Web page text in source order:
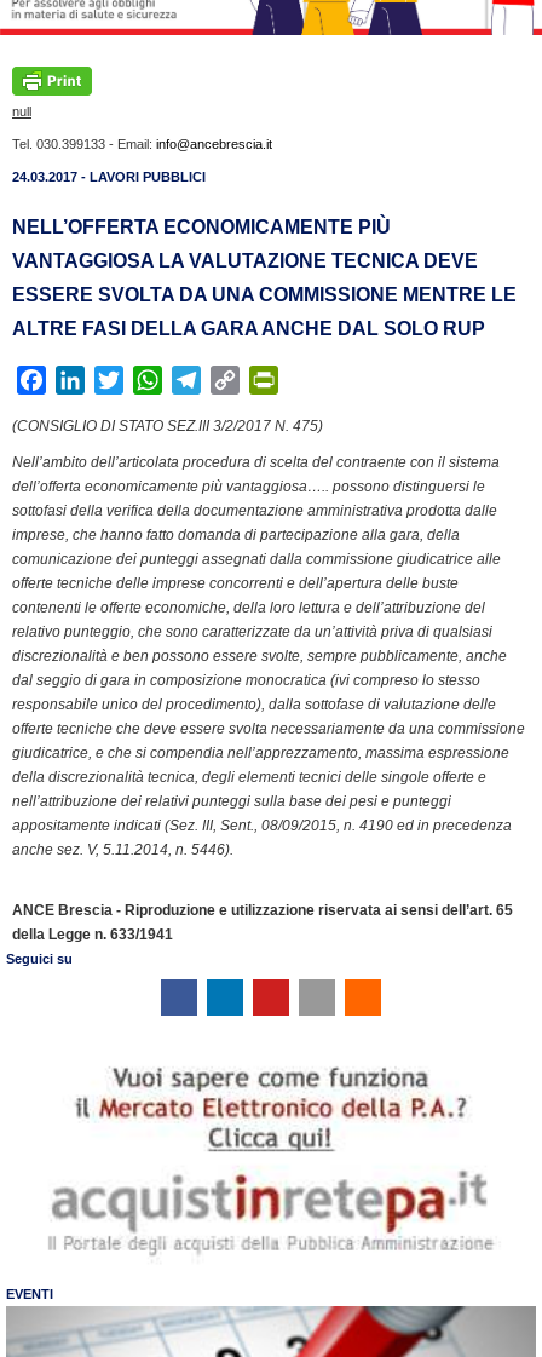
null
Tel. 030.399133 - Email: info@ancebrescia.it
24.03.2017 - LAVORI PUBBLICI
NELL’OFFERTA ECONOMICAMENTE PIÙ
VANTAGGIOSA LA VALUTAZIONE TECNICA DEVE
ESSERE SVOLTA DA UNA COMMISSIONE MENTRE LE
ALTRE FASI DELLA GARA ANCHE DAL SOLO RUP
c
e
b
o
k
n
k
e
I
n
i
t
t
r
W
a
t
s
p
p
l
e
g
a
m
C
p
y
L
n
k
i
n
t
r
i
e
n
l
y
(CONSIGLIO DI STATO SEZ.III 3/2/2017 N. 475)
Nell’ambito dell’articolata procedura di scelta del contraente con il sistema
dell’offerta economicamente più vantaggiosa….. possono distinguersi le
sottofasi della verifica della documentazione amministrativa prodotta dalle
imprese, che hanno fatto domanda di partecipazione alla gara, della
comunicazione dei punteggi assegnati dalla commissione giudicatrice alle
offerte tecniche delle imprese concorrenti e dell’apertura delle buste
contenenti le offerte economiche, della loro lettura e dell’attribuzione del
relativo punteggio, che sono caratterizzate da un’attività priva di qualsiasi
discrezionalità e ben possono essere svolte, sempre pubblicamente, anche
dal seggio di gara in composizione monocratica (ivi compreso lo stesso
responsabile unico del procedimento), dalla sottofase di valutazione delle
offerte tecniche che deve essere svolta necessariamente da una commissione
giudicatrice, e che si compendia nell’apprezzamento, massima espressione
della discrezionalità tecnica, degli elementi tecnici delle singole offerte e
nell’attribuzione dei relativi punteggi sulla base dei pesi e punteggi
appositamente indicati (Sez. III, Sent., 08/09/2015, n. 4190 ed in precedenza
anche sez. V, 5.11.2014, n. 5446).
ANCE Brescia - Riproduzione e utilizzazione riservata ai sensi dell’art. 65
della Legge n. 633/1941
Seguici su
EVENTI